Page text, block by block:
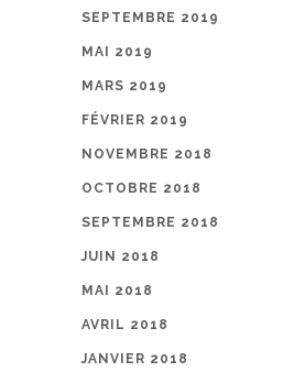
SEPTEMBRE 2019
MAI 2019
MARS 2019
FÉVRIER 2019
NOVEMBRE 2018
OCTOBRE 2018
SEPTEMBRE 2018
JUIN 2018
MAI 2018
AVRIL 2018
JANVIER 2018